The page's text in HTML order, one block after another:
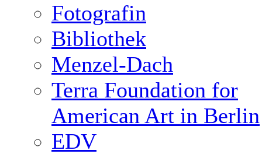
Fotografin
Bibliothek
Menzel-Dach
Terra Foundation for
American Art in Berlin
EDV